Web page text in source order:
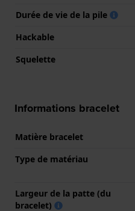
Durée de vie de la pile
Hackable
Squelette
Informations bracelet
Matière bracelet
Type de matériau
Largeur de la patte (du
bracelet)